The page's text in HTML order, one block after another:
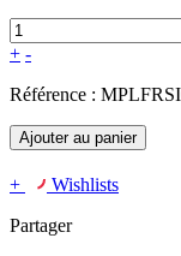
+ -
Référence :
Ajouter au panier
+
Wishlists
Partager